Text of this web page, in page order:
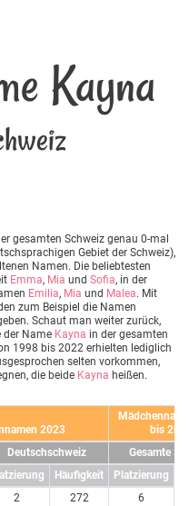
Kayna
gesamten Schweiz genau 0-mal
Gebiet der Schweiz),
Namen. Die beliebtesten
Emma, Mia und Sofia, in der
Emilia, Mia und Malea. Mit
zum Beispiel die Namen
Schaut man weiter zurück,
der Name Kayna in der gesamten
1998 bis 2022 erhielten lediglich
selten vorkommen,
die beide Kayna heißen.
2023
bis
Deutschschweiz
Gesamte
Häufigkeit Platzierung
2 272
6